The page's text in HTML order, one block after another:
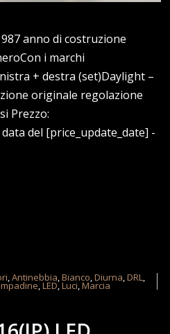
anno di costruzione
i marchi
+ destra (set)Daylight –
originale regolazione
Prezzo:
del [price_update_date] -
,Antinebbia,Bianco,Diurna,DRL,
,LED,Luci,Marcia